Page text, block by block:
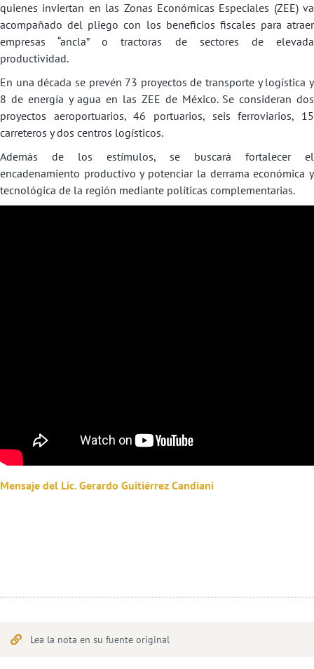
quienes inviertan en las Zonas Económicas Especiales (ZEE) va
acompañado del pliego con los beneficios fiscales para atraer
empresas “ancla” o tractoras de sectores de elevada
productividad.
En una década se prevén 73 proyectos de transporte y logística y
8 de energía y agua en las ZEE de México. Se consideran dos
proyectos aeroportuarios, 46 portuarios, seis ferroviarios, 15
carreteros y dos centros logísticos.
Además de los estímulos, se buscará fortalecer el
encadenamiento productivo y potenciar la derrama económica y
tecnológica de la región mediante políticas complementarias.
Mensaje del Lic. Gerardo Guitiérrez Candiani
Lea la nota en su fuente original